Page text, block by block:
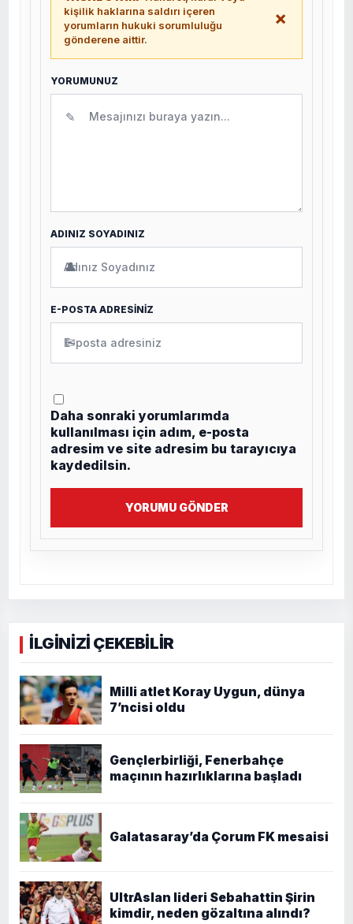
kişilik haklarına saldırı içeren
yorumların hukuki sorumluluğu
gönderene aittir.
×
YORUMUNUZ
✎
ADINIZ SOYADINIZ
👤
E-POSTA ADRESİNİZ
✉
Daha sonraki yorumlarımda
kullanılması için adım, e-posta
adresim ve site adresim bu tarayıcıya
kaydedilsin.
YORUMU GÖNDER
İLGİNİZİ ÇEKEBİLİR
Milli atlet Koray Uygun, dünya
7’ncisi oldu
Gençlerbirliği, Fenerbahçe
maçının hazırlıklarına başladı
Galatasaray’da Çorum FK mesaisi
UltrAslan lideri Sebahattin Şirin
kimdir, neden gözaltına alındı?